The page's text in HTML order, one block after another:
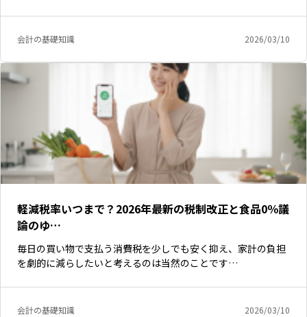
会計の基礎知識 2026/03/10
軽減税率いつまで？2026年最新の税制改正と食品0％議
論のゆ…
毎日の買い物で支払う消費税を少しでも安く抑え、家計の負担
を劇的に減らしたいと考えるのは当然のことです…
会計の基礎知識 2026/03/10